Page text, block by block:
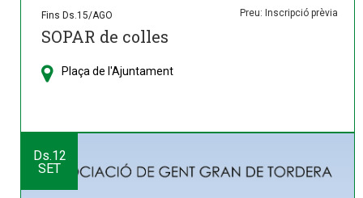
Fins Ds.15/AGO Preu: Inscripció prèvia
SOPAR de colles
Plaça de l'Ajuntament
Ds.12
SET